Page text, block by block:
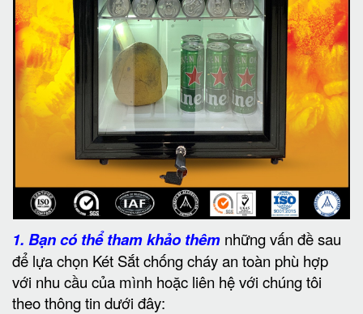
1. Bạn có thể tham khảo thêm những vấn đề sau
để lựa chọn Két Sắt chống cháy an toàn phù hợp
với nhu cầu của mình hoặc liên hệ với chúng tôi
theo thông tin dưới đây: